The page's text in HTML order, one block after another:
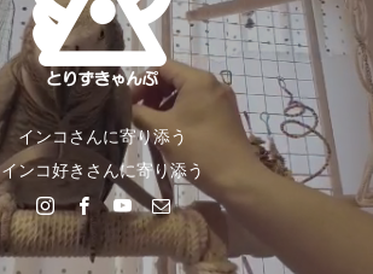
インコさんに寄り添う
インコ好きさんに寄り添う